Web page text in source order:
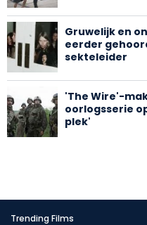
Gruwelijk en
eerder
sekteleider
'The Wire'-
oorlogsserie
plek'
Trending Films